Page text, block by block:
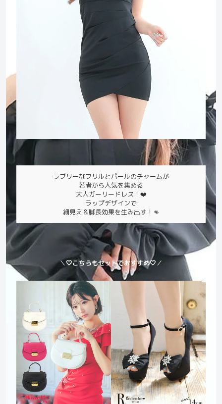
ラブリーなフリルとパールのチャームが
若者から人気を集める
大人ガーリードレス！❤️
ラップデザインで
細見え＆脚長効果を生み出す！👊
＼🤍こちらもセットでおすすめ🤍／